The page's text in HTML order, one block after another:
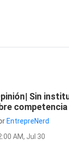
Sin
competencia
EntrepreNerd
AM, Jul 30